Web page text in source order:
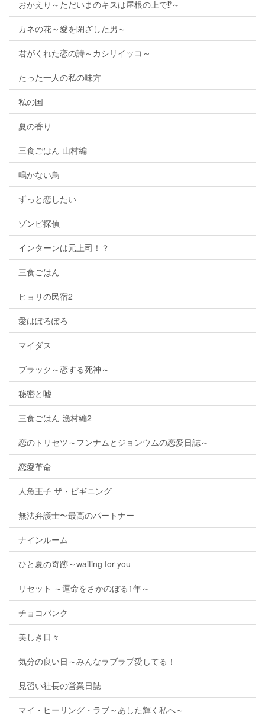
おかえり～ただいまのキスは屋根の上で⁉～
カネの花～愛を閉ざした男～
君がくれた恋の詩～カシリイッコ～
たった一人の私の味方
私の国
夏の香り
三食ごはん 山村編
鳴かない鳥
ずっと恋したい
ゾンビ探偵
インターンは元上司！？
三食ごはん
ヒョリの民宿2
愛はぽろぽろ
マイダス
ブラック～恋する死神～
秘密と嘘
三食ごはん 漁村編2
恋のトリセツ～フンナムとジョンウムの恋愛日誌～
恋愛革命
人魚王子 ザ・ビギニング
無法弁護士〜最高のパートナー
ナインルーム
ひと夏の奇跡～waiting for you
リセット ～運命をさかのぼる1年～
チョコバンク
美しき日々
気分の良い日～みんなラブラブ愛してる！
見習い社長の営業日誌
マイ・ヒーリング・ラブ～あした輝く私へ～